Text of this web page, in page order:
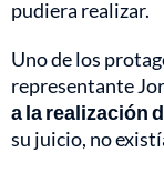
pudiera realizar.
Uno de los
representante
a la realización
su juicio, no